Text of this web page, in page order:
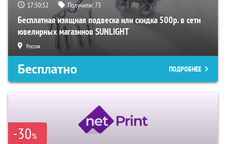
17:50:51 Получили:73
Бесплатная изящная подвеска или скидка 500р. в сети
ювелирных магазинов SUNLIGHT
Россия
Бесплатно ПОДРОБНЕЕ
-30%